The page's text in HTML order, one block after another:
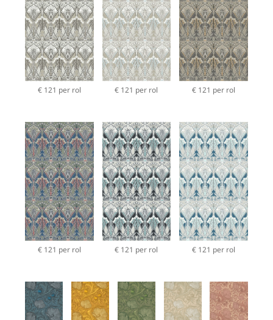
€ 121 per rol € 121 per rol € 121 per rol
€ 121 per rol € 121 per rol € 121 per rol